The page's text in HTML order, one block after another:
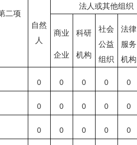
二项
自然
人
法人或其他组织
商业
企业
科研
机构
社会
公益
组织
法律
服务
机构
0 0 0 0 0
0 0 0 0 0
0 0 0 0 0